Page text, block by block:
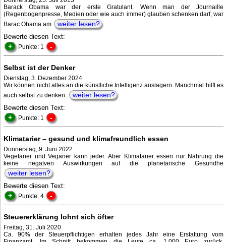
Barack Obama war der erste Gratulant. Wenn man der Journaille
(Regenbogenpresse, Medien oder wie auch immer) glauben schenken darf, war
Barac Obama am
weiter lesen?
Bewerte diesen Text:
+ Punkte: 1 -
Selbst ist der Denker
Dienstag, 3. Dezember 2024
Wir können nicht alles an die künstliche Intelligenz auslagern. Manchmal hilft es
auch selbst zu denken.
weiter lesen?
Bewerte diesen Text:
+ Punkte: 1 -
Klimatarier – gesund und klimafreundlich essen
Donnerstag, 9. Juni 2022
Vegetarier und Veganer kann jeder. Aber Klimatarier essen nur Nahrung die
keine negatven Auswirkungen auf die planetarische Gesundhe
weiter lesen?
Bewerte diesen Text:
+ Punkte: 4 -
Steuererklärung lohnt sich öfter
Freitag, 31. Juli 2020
Ca. 90% der Steuerpflichtigen erhalten jedes Jahr eine Erstattung vom